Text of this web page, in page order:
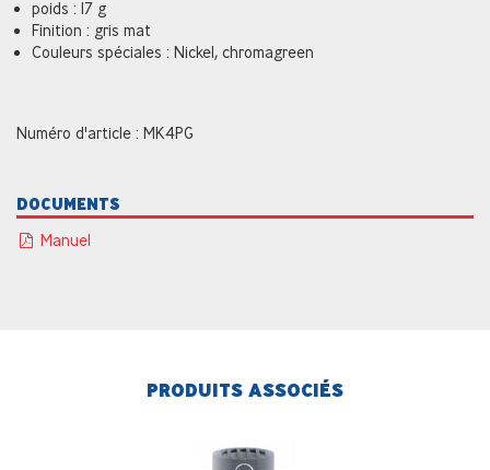
poids : 17 g
Finition : gris mat
Couleurs spéciales : Nickel, chromagreen
Numéro d'article : MK4PG
DOCUMENTS
Manuel
PRODUITS ASSOCIÉS